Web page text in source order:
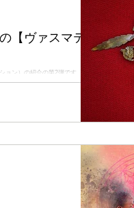
テ
プラシュナ（ホラリー）
レッ
【ヴァスマテ
ョン）の紹介の第2弾です。 仕
んから色々な質問が出ますが、口
って少ないんですよね。...